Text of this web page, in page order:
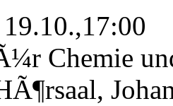
Chemie